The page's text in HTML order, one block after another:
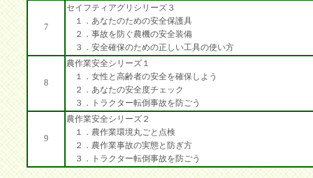
7
セイフティアグリシリーズ３
１．あなたのための安全保護具
２．事故を防ぐ農機の安全装備
３．安全確保のための正しい工具の使い方
8
農作業安全シリーズ１
１．女性と高齢者の安全を確保しよう
２．あなたの安全度チェック
３．トラクター転倒事故を防ごう
9
農作業安全シリーズ２
１．農作業環境丸ごと点検
２．農作業事故の実態と防ぎ方
３．トラクター転倒事故を防ごう